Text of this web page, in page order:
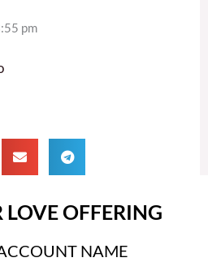
pm
LOVE OFFERING
NAME